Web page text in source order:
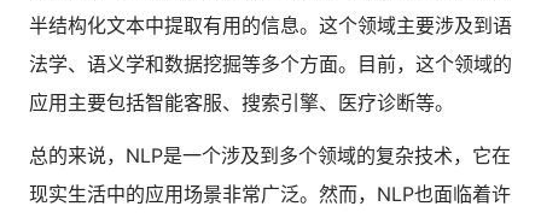
半结构化文本中提取有用的信息。这个领域主要涉及到语
法学、语义学和数据挖掘等多个方面。目前，这个领域的
应用主要包括智能客服、搜索引擎、医疗诊断等。
总的来说，NLP是一个涉及到多个领域的复杂技术，它在
现实生活中的应用场景非常广泛。然而，NLP也面临着许